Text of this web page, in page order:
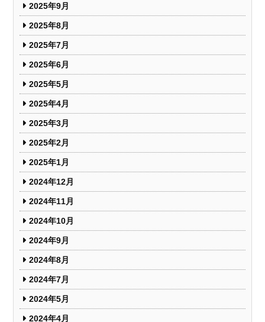
2025年9月
2025年8月
2025年7月
2025年6月
2025年5月
2025年4月
2025年3月
2025年2月
2025年1月
2024年12月
2024年11月
2024年10月
2024年9月
2024年8月
2024年7月
2024年5月
2024年4月